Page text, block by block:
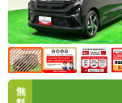
無